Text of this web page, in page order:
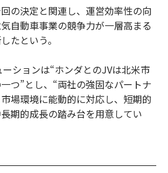
の決定と関連し、運営効率性の向
自動車事業の競争力が一層高まる
たという。
ションは“ホンダとのJVは北米市
つ”とし、“両社の強固なパートナ
場環境に能動的に対応し、短期的
期的成長の踏み台を用意してい